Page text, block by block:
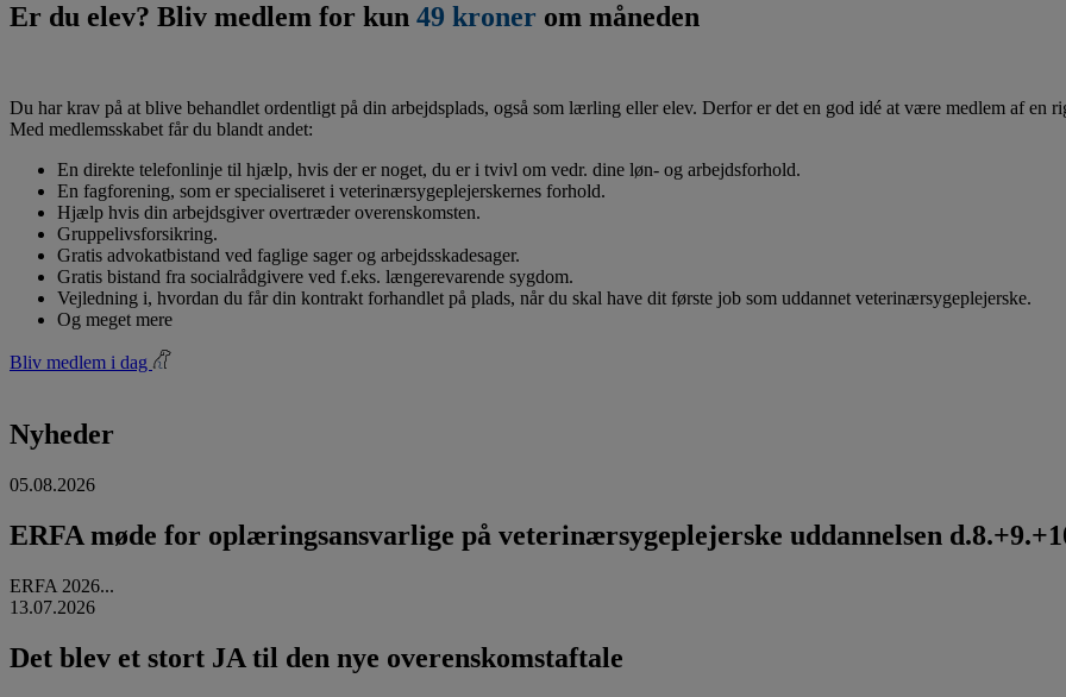
Er du elev? Bliv medlem for kun 49 kroner om måneden
Du har krav på at blive behandlet ordentligt på din arbejdsplads, også som lærling eller elev. Derfor er det en god idé at være medlem af en
Med medlemsskabet får du blandt andet:
En direkte telefonlinje til hjælp, hvis der er noget, du er i tvivl om vedr. dine løn- og arbejdsforhold.
En fagforening, som er specialiseret i veterinærsygeplejerskernes forhold.
Hjælp hvis din arbejdsgiver overtræder overenskomsten.
Gruppelivsforsikring.
Gratis advokatbistand ved faglige sager og arbejdsskadesager.
Gratis bistand fra socialrådgivere ved f.eks. længerevarende sygdom.
Vejledning i, hvordan du får din kontrakt forhandlet på plads, når du skal have dit første job som uddannet veterinærsygeplejerske.
Og meget mere
Bliv medlem i dag
Nyheder
05.08.2026
ERFA møde for oplæringsansvarlige på veterinærsygeplejerske uddannelsen
ERFA 2026...
13.07.2026
Det blev et stort JA til den nye overenskomstaftale